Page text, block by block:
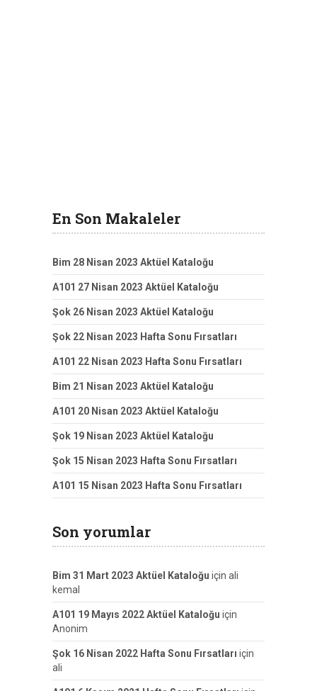
En Son Makaleler
Bim 28 Nisan 2023 Aktüel Kataloğu
A101 27 Nisan 2023 Aktüel Kataloğu
Şok 26 Nisan 2023 Aktüel Kataloğu
Şok 22 Nisan 2023 Hafta Sonu Fırsatları
A101 22 Nisan 2023 Hafta Sonu Fırsatları
Bim 21 Nisan 2023 Aktüel Kataloğu
A101 20 Nisan 2023 Aktüel Kataloğu
Şok 19 Nisan 2023 Aktüel Kataloğu
Şok 15 Nisan 2023 Hafta Sonu Fırsatları
A101 15 Nisan 2023 Hafta Sonu Fırsatları
Son yorumlar
Bim 31 Mart 2023 Aktüel Kataloğu için ali
kemal
A101 19 Mayıs 2022 Aktüel Kataloğu için
Anonim
Şok 16 Nisan 2022 Hafta Sonu Fırsatları için
ali